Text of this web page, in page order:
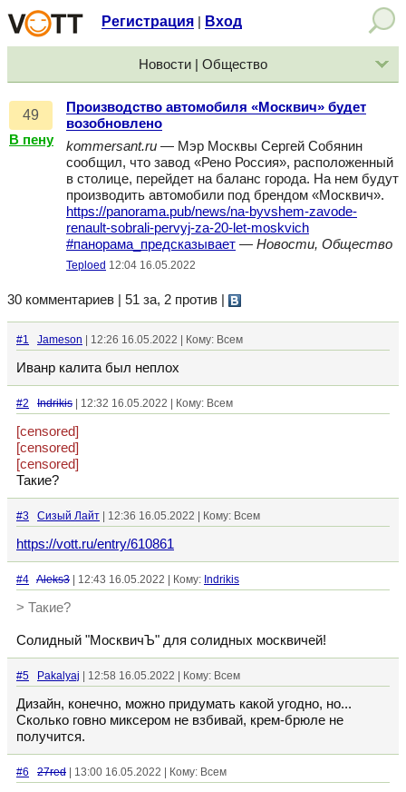
Регистрация Вход
Новости | Общество
49
В пену
Производство автомобиля «Москвич» будет
возобновлено
kommersant.ru — Мэр Москвы Сергей Собянин
сообщил, что завод «Рено Россия», расположенный
в столице, перейдет на баланс города. На нем будут
производить автомобили под брендом «Москвич».
https://panorama.pub/news/na-byvshem-zavode-
renault-sobrali-pervyj-za-20-let-moskvich
#панорама_предсказывает — Новости, Общество
Teploed 12:04 16.05.2022
30 комментариев | 51 за, 2 против
#1 Jameson | 12:26 16.05.2022 | Кому: Всем
Иванр калита был неплох
#2 Indrikis | 12:32 16.05.2022 | Кому: Всем
[censored]
[censored]
[censored]
Такие?
#3 Сизый Лайт | 12:36 16.05.2022 | Кому: Всем
https://vott.ru/entry/610861
#4 Aleks3 | 12:43 16.05.2022 | Кому: Indrikis
> Такие?
Солидный "МосквичЪ" для солидных москвичей!
#5 Pakalyaj | 12:58 16.05.2022 | Кому: Всем
Дизайн, конечно, можно придумать какой угодно, но...
Сколько говно миксером не взбивай, крем-брюле не
получится.
#6 27red | 13:00 16.05.2022 | Кому: Всем